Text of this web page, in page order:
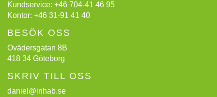
Kundservice: +46 704-41 46 95
Kontor: +46 31-91 41 40
BESÖK OSS
Ovädersgatan 8B
418 34 Göteborg
SKRIV TILL OSS
daniel@inhab.se